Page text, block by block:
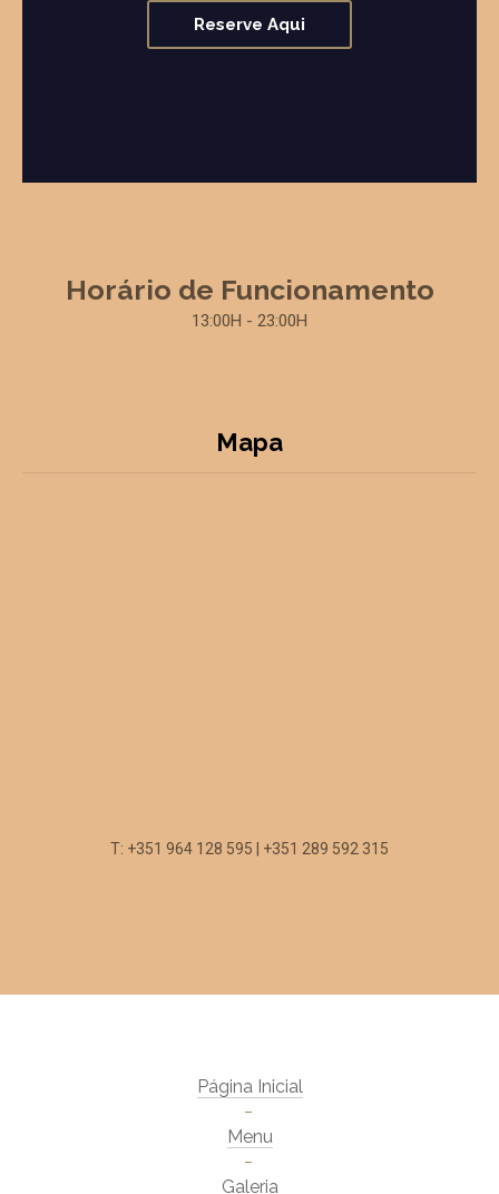
Reserve Aqui
Horário de Funcionamento
13:00H - 23:00H
Mapa
T: +351 964 128 595 | +351 289 592 315
Página Inicial
Menu
Galeria